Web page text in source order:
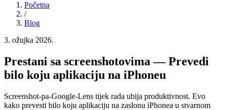
Početna
/
Blog
3. ožujka 2026.
Prestani sa screenshotovima — Prevedi
bilo koju aplikaciju na iPhoneu
Screenshot-pa-Google-Lens tijek rada ubija produktivnost. Evo
kako prevesti bilo koju aplikaciju na zaslonu iPhonea u stvarnom